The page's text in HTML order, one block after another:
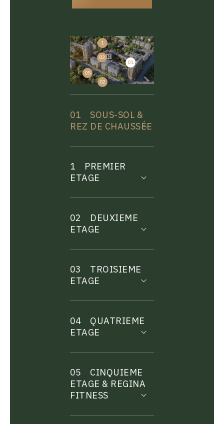
01
1
02
03
04
05
01
SOUS-SOL &
REZ DE CHAUSSÉE
1
PREMIER
ETAGE
02
DEUXIEME
ETAGE
03
TROISIEME
ETAGE
04
QUATRIEME
ETAGE
05
CINQUIEME
ETAGE & REGINA
FITNESS